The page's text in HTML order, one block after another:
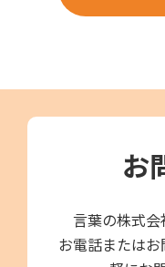
お
言葉の株式会
お電話または